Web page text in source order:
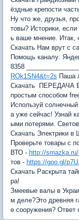
ёздные крепости
Ну что же, друзья,
товы? Историки,
ь ваше мнение. Итак,
Скачать Нам врут с
Помощь каналу:
8358
ROk1SN4&t=2s Паша
Скачать
простым способом
Используй
а уже сейчас! Узнай
ыми потерями.
Скачать Электрики
Проверьте товары с
ВТО - http://
тов - https://goo.gl/
Скачать Раскрыта
ра!
Змеевые валы в
м деле?Это древняя
е сооружения? Ответ